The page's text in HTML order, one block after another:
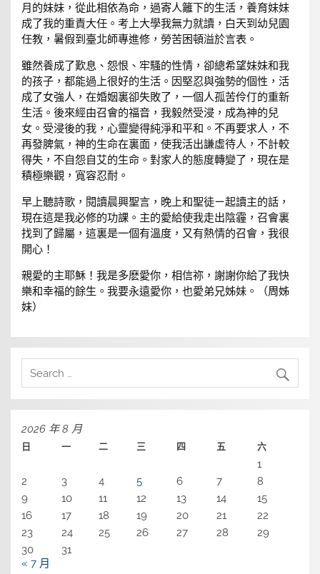
月的妹妹，從此相依為命，過寄人籬下的生活，養育妹妹
成了我的重責大任。考上大學我無力就讀，白天到幼兒園
任教，暑假到臺北師專進修，勞苦困頓溢於言表。
雖然養成了歎息、怨恨、牢騷的性情，卻總希望妹妹和我
的孩子，都能過上很好的生活。因堅忍與強勢的個性，活
成了女強人，在婚姻裏卻失敗了，一個人孤苦伶仃的重新
生活。後來經由召會的福音，我毅然受浸，成為神的兒
女。受浸後的我，心靈變得純淨和平和。不再要求人，不
再發脾氣，神的生命在裏面，使我活出謙虛待人，不計較
得失，不自怨自艾的生命。對家人的態度轉變了，現在是
積極樂觀，寬容忍耐。
早上聽詩歌，閱讀晨興聖言，晚上和聖徒ㄧ起讀主的話，
現在這是我必修的功課。主的愛給使我走出陰霾，召會裏
找到了歸屬，這裏是一個有溫度，又有熱情的召會，我很
開心！
親愛的主耶穌！我是多麽愛你，相信祢，謝謝你給了我快
樂和幸福的餘生。我要永遠愛你，也愛弟兄姊妹。（周姊
妹）
2026 年 8 月
日 一 二 三 四 五 六
1
2
3 4 5 6 7
8
9
10 11 12 13 14
15
16
17 18 19 20 21
22
23
24 25 26 27 28
29
30
31
« 7 月